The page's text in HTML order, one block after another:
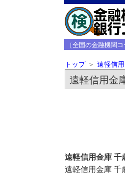
［全国の金融機関
トップ 遠軽信
遠軽信用金
遠軽信用金庫 千
遠軽信用金庫 千